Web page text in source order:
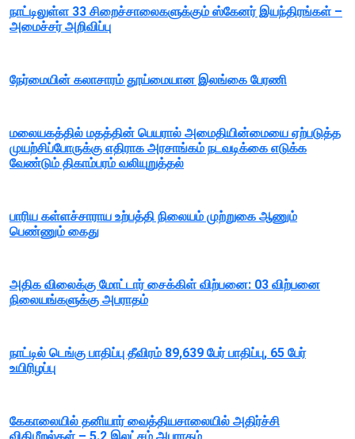
நாட்டிலுள்ள 33 சிறைச்சாலைகளுக்கும் ஸ்கேனர் இயந்திரங்கள் –
அமைச்சர் அறிவிப்பு
நேர்மையின் கலாசாரம் தூய்மையான இலங்கை பேரணி
மலையகத்தில் மதத்தின் பெயரால் அமைதியின்மையை ஏற்படுத்த
முயற்சிப்போருக்கு எதிராக அரசாங்கம் நடவடிக்கை எடுக்க
வேண்டும் திகாம்பரம் வலியுறுத்தல்
பாரிய கள்ளச்சாராய உற்பத்தி நிலையம் முற்றுகை ஆணும்
பெண்ணும் கைது
அதிக விலைக்கு மோட்டார் சைக்கிள் விற்பனை: 03 விற்பனை
நிலையங்களுக்கு அபராதம்
நாட்டில் டெங்கு பாதிப்பு தீவிரம் 89,639 பேர் பாதிப்பு, 65 பேர்
உயிரிழப்பு
கேகாலையில் தனியார் வைத்தியசாலையில் அதிர்ச்சி